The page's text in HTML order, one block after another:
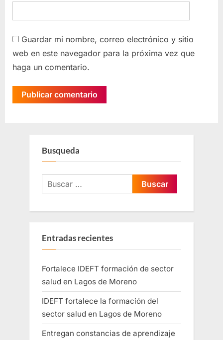
Guardar mi nombre, correo electrónico y sitio
web en este navegador para la próxima vez que
haga un comentario.
Busqueda
Entradas recientes
Fortalece IDEFT formación de sector
salud en Lagos de Moreno
IDEFT fortalece la formación del
sector salud en Lagos de Moreno
Entregan constancias de aprendizaje